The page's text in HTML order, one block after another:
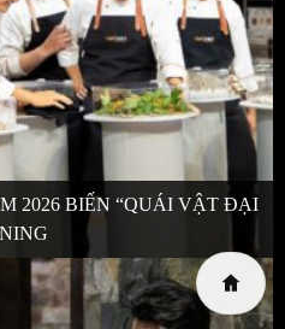
2026 BIẾN “QUÁI VẬT ĐẠI